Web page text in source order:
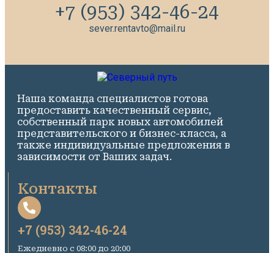
+7 (953) 342-46-24
sever.rentavto@mail.ru
Наша команда специалистов готова
предоставить качественный сервис,
собственный парк новых автомобилей
представительского и бизнес-класса, а
также индивидуальные предложения в
зависимости от Ваших задач.
Контакты
+7 (953) 342-46-24
Ежедневно c 08:00 до 20:00